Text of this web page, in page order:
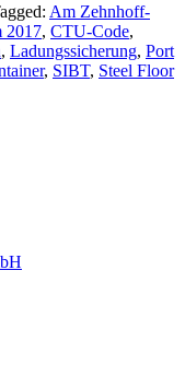
Am Zehnhoff-
2017, CTU-Code,
, Ladungssicherung, Port
, SIBT, Steel Floor